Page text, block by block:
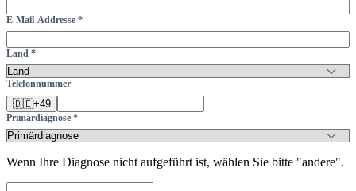
E-Mail-Addresse *
Land *
Telefonnummer
🇩🇪+49
Primärdiagnose *
Wenn Ihre Diagnose nicht aufgeführt ist, wählen Sie bitte "andere".